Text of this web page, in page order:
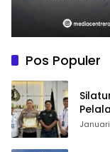
Pos Populer